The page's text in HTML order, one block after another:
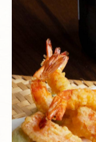
伝統も
楽しみ方
新宿天ぷら屋で
新宿駅周辺の天ぷ
工夫が見事に融合
技法を守りつつ、
店舗が増えている